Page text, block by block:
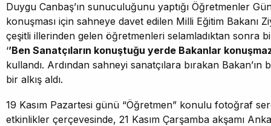
Duygu Canbaş’ın sunuculuğunu yaptığı Öğretmenler
konuşması için sahneye davet edilen Milli Eğitim Bakanı
çeşitli illerinden gelen öğretmenleri selamladıktan sonra
‘’Ben Sanatçıların konuştuğu yerde Bakanlar
kullandı. Ardından sahneyi sanatçılara bırakan
bir alkış aldı.
19 Kasım Pazartesi günü “Öğretmen” konulu fotoğraf
etkinlikler çerçevesinde, 21 Kasım Çarşamba akşamı